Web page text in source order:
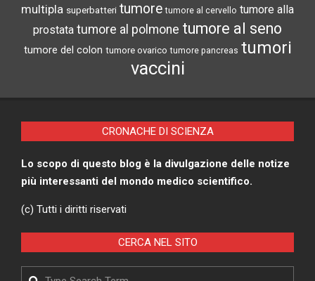
multipla superbatteri tumore tumore al cervello tumore alla
prostata tumore al polmone tumore al seno
tumore del colon tumore ovarico tumore pancreas tumori
vaccini
CRONACHE DI SCIENZA
Lo scopo di questo blog è la divulgazione delle notize
più interessanti del mondo medico scientifico.
(c) Tutti i diritti riservati
CERCA NEL SITO
Search